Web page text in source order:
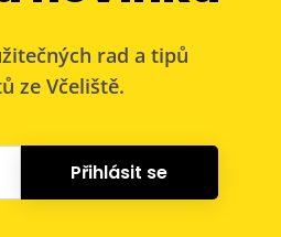
rad a tipů
ze Včeliště.
Přihlásit se